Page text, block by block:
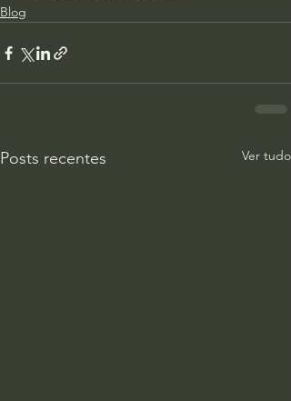
Blog
Posts recentes Ver tudo